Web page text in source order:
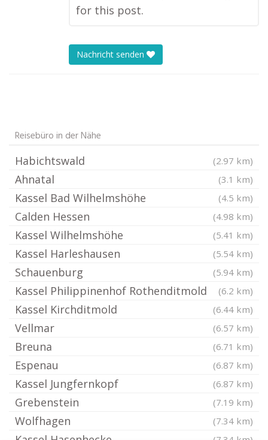
for this post.
Nachricht senden
Reisebüro in der Nähe
Habichtswald (2.97 km)
Ahnatal (3.1 km)
Kassel Bad Wilhelmshöhe (4.5 km)
Calden Hessen (4.98 km)
Kassel Wilhelmshöhe (5.41 km)
Kassel Harleshausen (5.54 km)
Schauenburg (5.94 km)
Kassel Philippinenhof Rothenditmold (6.2 km)
Kassel Kirchditmold (6.44 km)
Vellmar (6.57 km)
Breuna (6.71 km)
Espenau (6.87 km)
Kassel Jungfernkopf (6.87 km)
Grebenstein (7.19 km)
Wolfhagen (7.34 km)